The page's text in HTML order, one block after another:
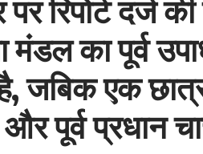
पर रिपोर्ट दर्ज
मंडल का पूर्व
जबिक एक
पूर्व प्रधान